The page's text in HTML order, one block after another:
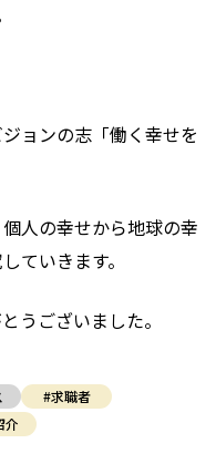
ョンの志「働く幸せを
人の幸せから地球の幸
ていきます。
うございました。
#求職者
介